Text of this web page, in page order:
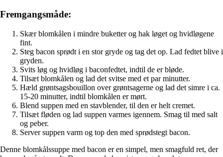
Fremgangsmåde:
Skær blomkålen i mindre buketter og hak løget og hvidløgene
fint.
Steg bacon sprødt i en stor gryde og tag det op. Lad fedtet blive i
gryden.
Svits løg og hvidløg i baconfedtet, indtil de er bløde.
Tilsæt blomkålen og lad det svitse med et par minutter.
Hæld grøntsagsbouillon over grøntsagerne og lad det simre i ca.
15-20 minutter, indtil blomkålen er mørt.
Blend suppen med en stavblender, til den er helt cremet.
Tilsæt fløden og lad suppen varmes igennem. Smag til med salt
og peber.
Server suppen varm og top den med sprødstegt bacon.
Denne blomkålssuppe med bacon er en simpel, men smagfuld ret, der